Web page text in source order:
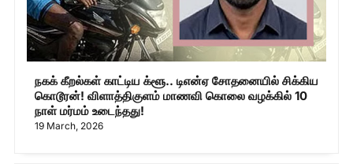
நகக் கீறல்கள் காட்டிய க்ளூ.. டிஎன்ஏ சோதனையில் சிக்கிய
கொடூரன்! விளாத்திகுளம் மாணவி கொலை வழக்கில் 10
நாள் மர்மம் உடைந்தது!
19 March, 2026